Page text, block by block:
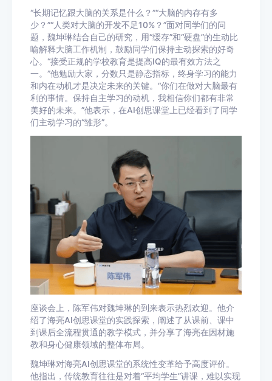
“长期记忆跟大脑的关系是什么？”“大脑的内存有多
少？”“人类对大脑的开发不足10%？”面对同学们的问
题，魏坤琳结合自己的研究，用“缓存”和“硬盘”的生动比
喻解释大脑工作机制，鼓励同学们保持主动探索的好奇
心。 “接受正规的学校教育是提高IQ的最有效方法之
一。”他勉励大家，分数只是静态指标，终身学习的能力
和内在动机才是决定未来的关键。 “你们在做对大脑最有
利的事情。保持自主学习的动机，我相信你们都有非常
美好的未来。”他表示，在AI创思课堂上已经看到了同学
们主动学习的“雏形”。
座谈会上，陈军伟对魏坤琳的到来表示热烈欢迎。他介
绍了海亮AI创思课堂的实践探索，阐述了从课前、课中
到课后全流程贯通的教学模式，并分享了海亮在因材施
教和身心健康领域的整体布局。
魏坤琳对海亮AI创思课堂的系统性变革给予高度评价。
他指出，传统教育往往是对着“平均学生”讲课，难以实现